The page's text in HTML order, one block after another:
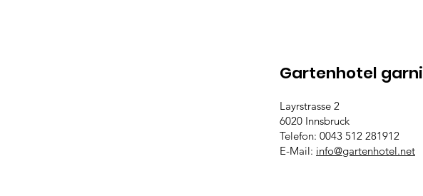
Gartenhotel garni
Layrstrasse 2
6020 Innsbruck
Telefon: 0043 512 281912
E-Mail: info@gartenhotel.net